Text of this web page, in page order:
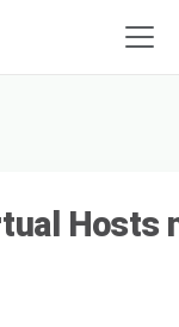
Hosts